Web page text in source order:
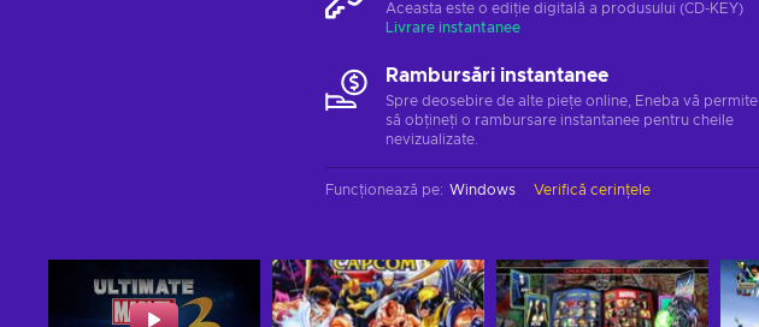
Aceasta este o ediție digitală a produsului (CD-KEY)
Livrare instantanee
Rambursări instantanee
Spre deosebire de alte piețe online, Eneba vă permite
să obțineți o rambursare instantanee pentru cheile
nevizualizate.
Funcționează pe: Windows Verifică cerințele